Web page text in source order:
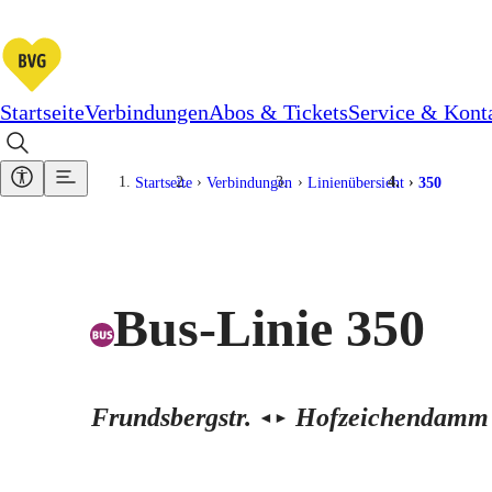
StartseiteVerbindungenAbos & TicketsService &
Startseite Verbindungen Linienübersicht 350
Bus-Linie 350
Frundsbergstr. ◄ ► Hofzeichendamm